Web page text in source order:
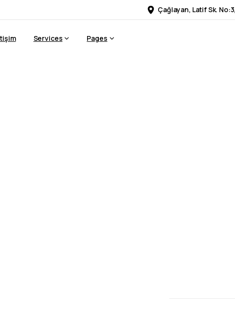
Çağlayan, Latif Sk.
Services Pages